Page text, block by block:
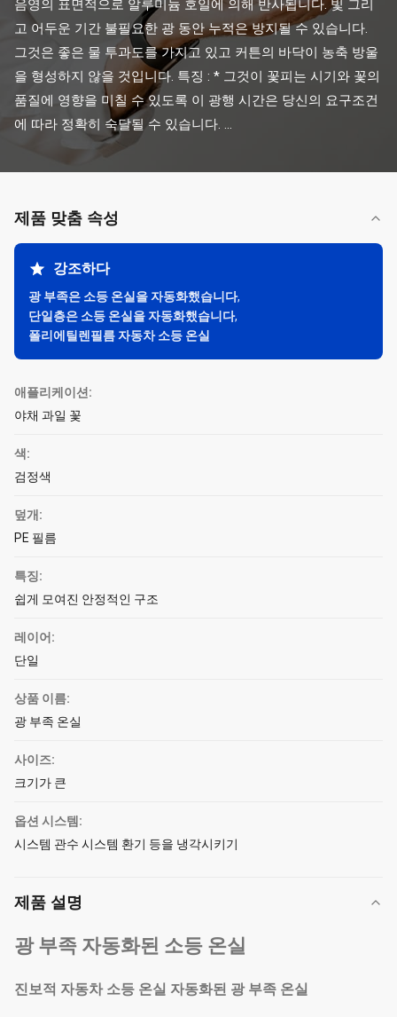
음영의 표면적으로 알루미늄 호일에 의해 반사됩니다. 빛 그리
고 어두운 기간 불필요한 광 동안 누적은 방지될 수 있습니다.
그것은 좋은 물 투과도를 가지고 있고 커튼의 바닥이 농축 방울
을 형성하지 않을 것입니다. 특징 : * 그것이 꽃피는 시기와 꽃의
품질에 영향을 미칠 수 있도록 이 광행 시간은 당신의 요구조건
에 따라 정확히 숙달될 수 있습니다. ...
제품 맞춤 속성
강조하다
광 부족은 소등 온실을 자동화했습니다,
단일층은 소등 온실을 자동화했습니다,
폴리에틸렌필름 자동차 소등 온실
애플리케이션:
야채 과일 꽃
색:
검정색
덮개:
PE 필름
특징:
쉽게 모여진 안정적인 구조
레이어:
단일
상품 이름:
광 부족 온실
사이즈:
크기가 큰
옵션 시스템:
시스템 관수 시스템 환기 등을 냉각시키기
제품 설명
광 부족 자동화된 소등 온실
진보적 자동차 소등 온실 자동화된 광 부족 온실